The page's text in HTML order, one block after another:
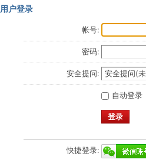
用户登录
帐号:
密码:
安全提问:
自动登录
登录
快捷登录: